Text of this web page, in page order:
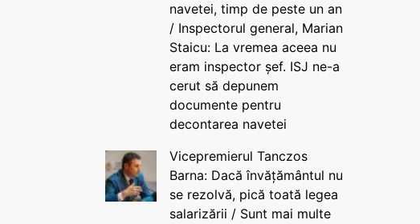
navetei, timp de peste un an
/ Inspectorul general, Marian
Staicu: La vremea aceea nu
eram inspector șef. ISJ ne-a
cerut să depunem
documente pentru
decontarea navetei
Vicepremierul Tanczos
Barna: Dacă învățământul nu
se rezolvă, pică toată legea
salarizării / Sunt mai multe